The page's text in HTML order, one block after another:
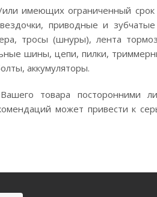
имеющих ограниченный
приводные и
тросы (шнуры), лента
шины, цепи, пилки,
аккумуляторы.
товара посторонними
может привести к